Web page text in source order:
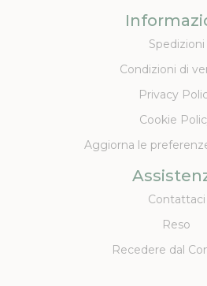
Spedizioni
Condizioni di
Privacy
Cookie
Aggiorna le
Contattaci
Reso
Recedere dal